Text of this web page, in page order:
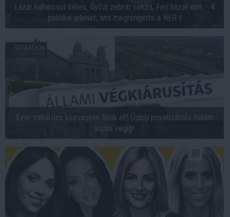
Lázár kullancsot keres, Győzi zebrát veszít, Feri házat épít – 4
politikai jelenet, ami megrengette a NER-t
Ezer milliárdos közvagyon tűnik el? Újabb privatizációs hullám
söpör végig!